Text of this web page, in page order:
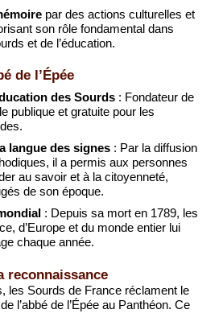
par des actions culturelles et
son rôle fondamental dans
et de l’éducation.
de l’Épée
des Sourds : Fondateur de
publique et gratuite pour les
langue des signes : Par la diffusion
il a permis aux personnes
au savoir et à la citoyenneté,
de son époque.
: Depuis sa mort en 1789, les
d’Europe et du monde entier lui
chaque année.
reconnaissance
les Sourds de France réclament le
l’abbé de l’Épée au Panthéon. Ce